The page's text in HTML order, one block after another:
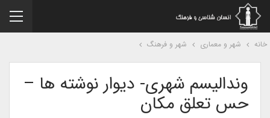
شهر و معماری شهر و فرهنگ
وندالیسم شهری- دیوار نوشته ها –
حس تعلق مکان